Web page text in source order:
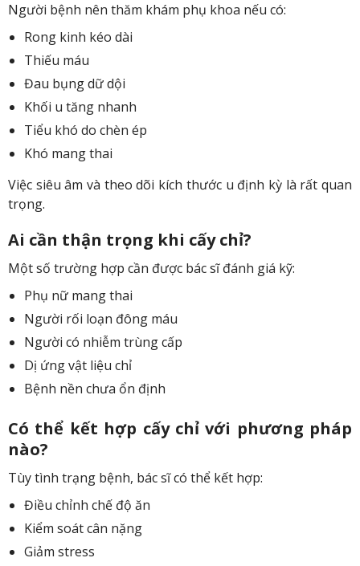
Người bệnh nên thăm khám phụ khoa nếu có:
Rong kinh kéo dài
Thiếu máu
Đau bụng dữ dội
Khối u tăng nhanh
Tiểu khó do chèn ép
Khó mang thai
Việc siêu âm và theo dõi kích thước u định kỳ là rất quan
trọng.
Ai cần thận trọng khi cấy chỉ?
Một số trường hợp cần được bác sĩ đánh giá kỹ:
Phụ nữ mang thai
Người rối loạn đông máu
Người có nhiễm trùng cấp
Dị ứng vật liệu chỉ
Bệnh nền chưa ổn định
Có thể kết hợp cấy chỉ với phương pháp
nào?
Tùy tình trạng bệnh, bác sĩ có thể kết hợp:
Điều chỉnh chế độ ăn
Kiểm soát cân nặng
Giảm stress